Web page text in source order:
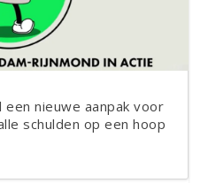
een nieuwe aanpak voor
schulden op een hoop